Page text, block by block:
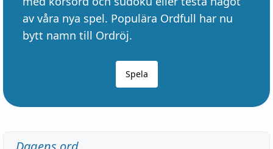
av våra nya spel. Populära Ordfull har nu
bytt namn till Ordröj.
Spela